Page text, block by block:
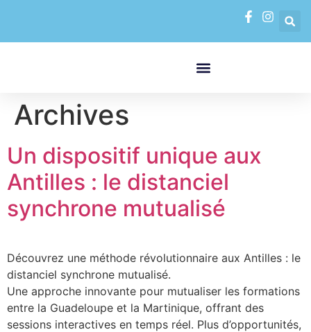
Archives
Un dispositif unique aux
Antilles : le distanciel
synchrone mutualisé
Découvrez une méthode révolutionnaire aux Antilles : le
distanciel synchrone mutualisé.
Une approche innovante pour mutualiser les formations
entre la Guadeloupe et la Martinique, offrant des
sessions interactives en temps réel. Plus d’opportunités,